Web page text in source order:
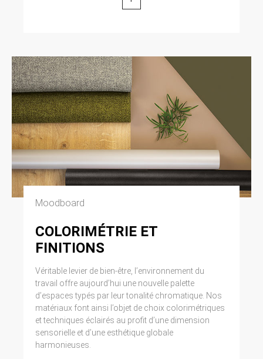
Moodboard
COLORIMÉTRIE ET
FINITIONS
Véritable levier de bien-être, l’environnement du
travail offre aujourd’hui une nouvelle palette
d’espaces typés par leur tonalité chromatique. Nos
matériaux font ainsi l’objet de choix colorimétriques
et techniques éclairés au profit d’une dimension
sensorielle et d’une esthétique globale
harmonieuses.